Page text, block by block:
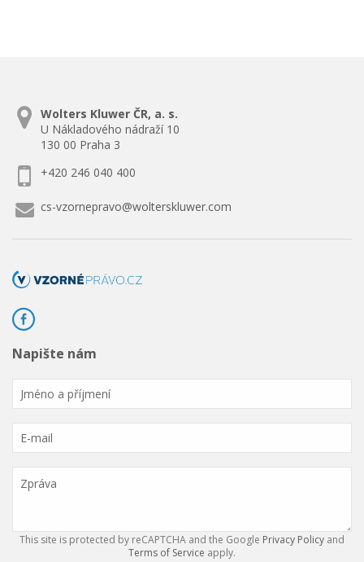
Wolters Kluwer ČR, a. s.
U Nákladového nádraží 10
130 00 Praha 3
+420 246 040 400
cs-vzornepravo@wolterskluwer.com
Napište nám
This site is protected by reCAPTCHA and the Google Privacy Policy and
Terms of Service apply.